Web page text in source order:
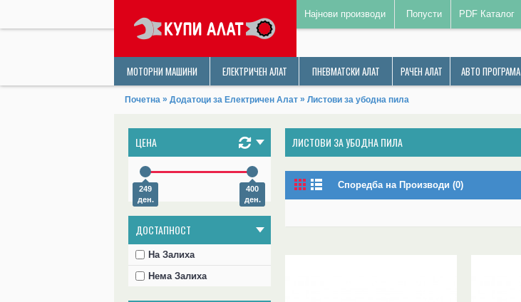
Најнови производи Попусти PDF Каталог
МОТОРНИ МАШИНИ ЕЛЕКТРИЧЕН АЛАТ ПНЕВМАТСКИ АЛАТ РАЧЕН АЛАТ АВТО ПРОГРАМА
Почетна » Додатоци за Електричен Алат » Листови за убодна пила
ЦЕНА
249
ден.
400
ден.
ДОСТАПНОСТ
На Залиха
Нема Залиха
ЛИСТОВИ ЗА УБОДНА ПИЛА
Споредба на Производи (0)